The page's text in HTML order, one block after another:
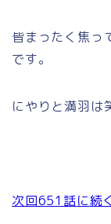
皆まったく焦っ
です。
にやりと満羽は
次回651話に続